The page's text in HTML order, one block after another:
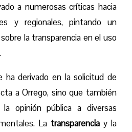
a numerosas críticas hacia
y regionales, pintando un
la transparencia en el uso
ha derivado en la solicitud de
a Orrego, sino que también
opinión pública a diversas
La transparencia y la